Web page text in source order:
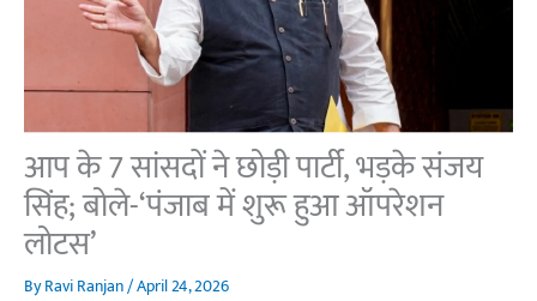
आप के 7 सांसदों ने छोड़ी पार्टी, भड़के संजय
सिंह; बोले-‘पंजाब में शुरू हुआ ऑपरेशन
लोटस’
ByRavi Ranjan/April 24, 2026